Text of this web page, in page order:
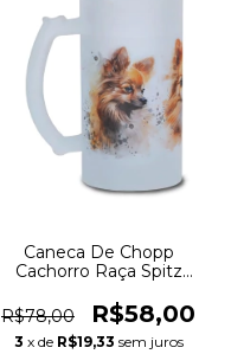
Caneca De Chopp
Cachorro Raça Spitz
R$78,00
R$58,00
3 x de R$19,33 sem juros